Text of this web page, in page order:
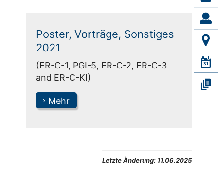
Poster, Vorträge, Sonstiges
2021
(ER-C-1, PGI-5, ER-C-2, ER-C-3
and ER-C-KI)
Mehr
Letzte Änderung: 11.06.2025